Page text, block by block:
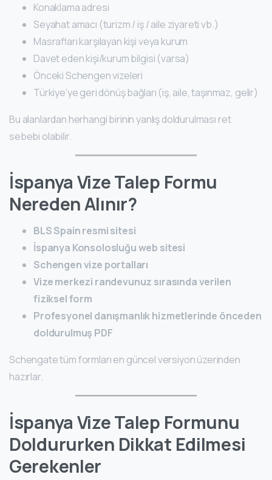
Konaklama adresi
Seyahat amacı (turizm / iş / aile ziyareti vb.)
Masrafları karşılayan kişi veya kurum
Davet eden kişi/kurum bilgisi (varsa)
Önceki Schengen vizeleri
Türkiye’ye geri dönüş bağları (iş, aile, taşınmaz, gelir)
Bu alanlardan herhangi birinin yanlış doldurulması ret
sebebi olabilir.
İspanya Vize Talep Formu
Nereden Alınır?
BLS Spain resmi sitesi
İspanya Konsolosluğu web sitesi
Schengen vize portalları
Vize merkezi randevunuz sırasında verilen
fiziksel form
Profesyonel danışmanlık hizmetlerinde önceden
doldurulmuş PDF
Schengate tüm formları en güncel versiyon üzerinden
hazırlar.
İspanya Vize Talep Formunu
Doldururken Dikkat Edilmesi
Gerekenler